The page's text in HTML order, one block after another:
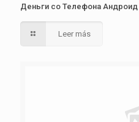
Деньги со Телефона
Leer más